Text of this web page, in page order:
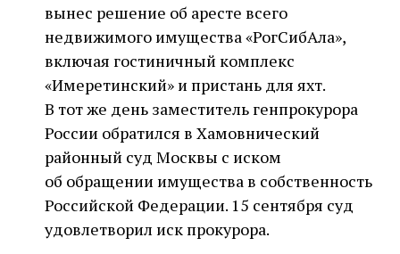
вынес решение об аресте всего
недвижимого имущества «РогСибАла»,
включая гостиничный комплекс
«Имеретинский» и пристань для яхт.
В тот же день заместитель генпрокурора
России обратился в Хамовнический
районный суд Москвы с иском
об обращении имущества в собственность
Российской Федерации. 15 сентября суд
удовлетворил иск прокурора.